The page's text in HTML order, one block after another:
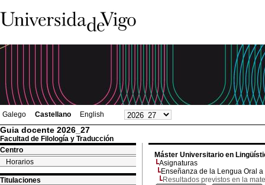
Galego Castellano English
Guia docente 2026_27
Facultad de Filología y Traducción
Centro
Horarios
Titulaciones
Máster Universitario en
Asignaturas
Enseñanza de la Lengua Oral
Resultados previstos en la